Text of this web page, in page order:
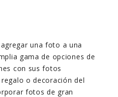
una foto a una
gama de opciones de
con sus fotos
o decoración del
fotos de gran